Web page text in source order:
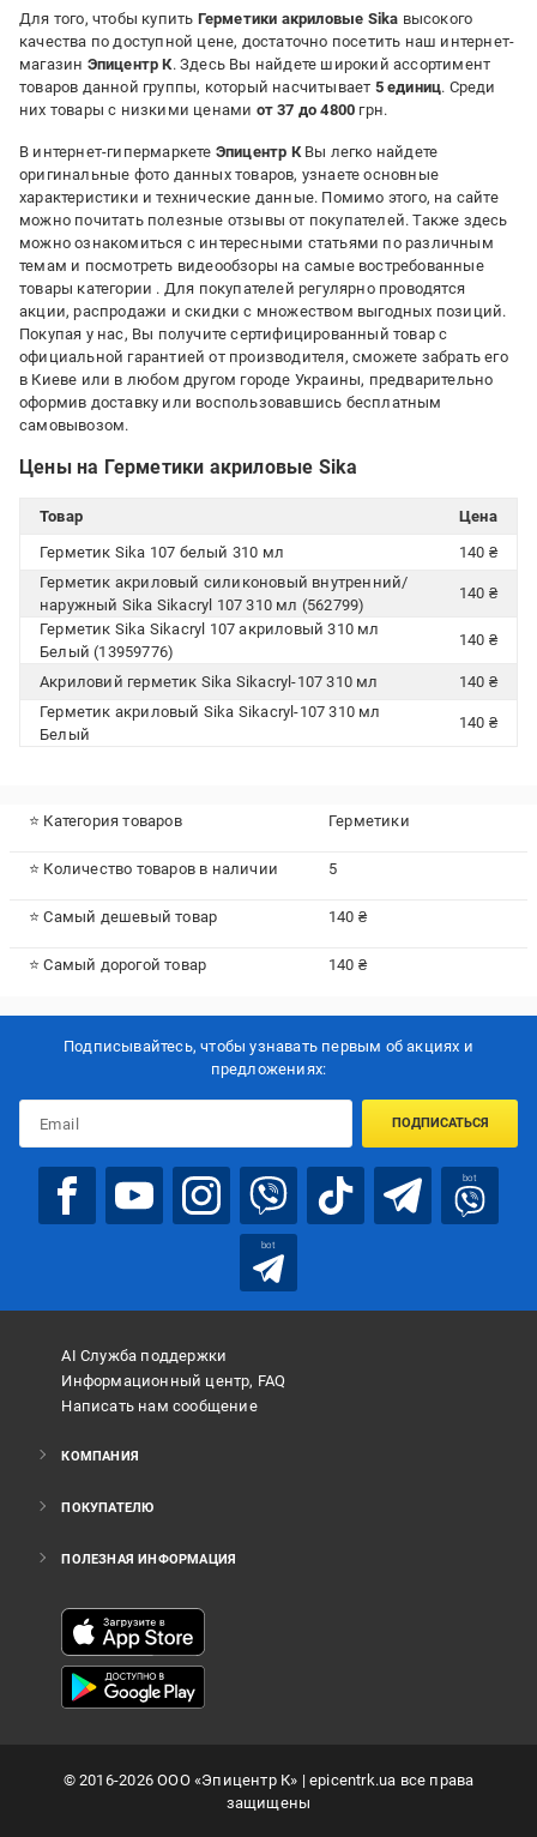
Для того, чтобы купить Герметики акриловые Sika высокого
качества по доступной цене, достаточно посетить наш интернет-
магазин Эпицентр К. Здесь Вы найдете широкий ассортимент
товаров данной группы, который насчитывает 5 единиц. Среди
них товары с низкими ценами от 37 до 4800 грн.
В интернет-гипермаркете Эпицентр КВы легко найдете
оригинальные фото данных товаров, узнаете основные
характеристики и технические данные. Помимо этого, на сайте
можно почитать полезные отзывы от покупателей. Также здесь
можно ознакомиться с интересными статьями по различным
темам и посмотреть видеообзоры на самые востребованные
товары категории . Для покупателей регулярно проводятся
акции, распродажи и скидки с множеством выгодных позиций.
Покупая у нас, Вы получите сертифицированный товар с
официальной гарантией от производителя, сможете забрать его
в Киеве или в любом другом городе Украины, предварительно
оформив доставку или воспользовавшись бесплатным
самовывозом.
Цены на Герметики акриловые Sika
Товар
Цена
Герметик Sika 107 белый 310 мл
140 ₴
Герметик акриловый силиконовый внутренний/
наружный Sika Sikacryl 107 310 мл (562799)
140 ₴
Герметик Sika Sikacryl 107 акриловый 310 мл
Белый (13959776)
140 ₴
Акриловий герметик Sika Sikacryl-107 310 мл
140 ₴
Герметик акриловый Sika Sikacryl-107 310 мл
Белый
140 ₴
⭐ Категория товаров Герметики
⭐ Количество товаров в наличии 5
⭐ Самый дешевый товар 140 ₴
⭐ Самый дорогой товар 140 ₴
Подписывайтесь, чтобы узнавать первым об акцияx и
предложениях:
ПОДПИСАТЬСЯ
bot
bot
AI Служба поддержки
Информационный центр, FAQ
Написать нам сообщение
КОМПАНИЯ
ПОКУПАТЕЛЮ
ПОЛЕЗНАЯ ИНФОРМАЦИЯ
©2016-2026ООО «Эпицентр К» | epicentrk.ua все права
защищены